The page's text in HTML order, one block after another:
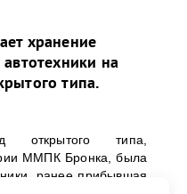
хранение
на
типа.
открытого типа,
ММПК Бронка, была
ранее прибывшая